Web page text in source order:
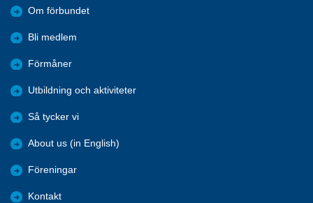
Om förbundet
Bli medlem
Förmåner
Utbildning och aktiviteter
Så tycker vi
About us (in English)
Föreningar
Kontakt